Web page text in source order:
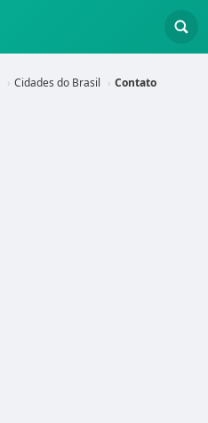
Cidades do Brasil Contato